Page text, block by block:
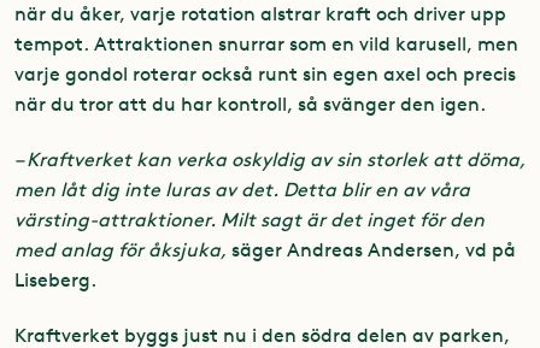
när du åker, varje rotation alstrar kraft och driver upp
tempot. Attraktionen snurrar som en vild karusell, men
varje gondol roterar också runt sin egen axel och precis
när du tror att du har kontroll, så svänger den igen.
– Kraftverket kan verka oskyldig av sin storlek att döma,
men låt dig inte luras av det. Detta blir en av våra
värsting-attraktioner. Milt sagt är det inget för den
med anlag för åksjuka, säger Andreas Andersen, vd på
Liseberg.
Kraftverket byggs just nu i den södra delen av parken,